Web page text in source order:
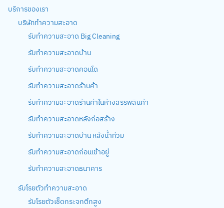
บริการของเรา
บริษัททำความสะอาด
รับทำความสะอาด Big Cleaning
รับทำความสะอาดบ้าน
รับทำความสะอาดคอนโด
รับทำความสะอาดร้านค้า
รับทำความสะอาดร้านค้าในห้างสรรพสินค้า
รับทำความสะอาดหลังก่อสร้าง
รับทำความสะอาดบ้าน หลังน้ำท่วม
รับทำความสะอาดก่อนเข้าอยู่
รับทำความสะอาดธนาคาร
รับโรยตัวทำความสะอาด
รับโรยตัวเช็ดกระจกตึกสูง